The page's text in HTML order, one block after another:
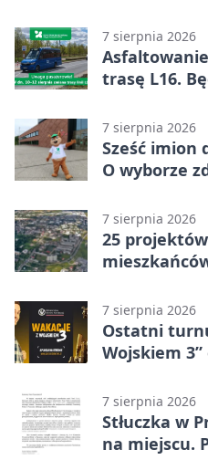
7 sierpnia 2026
trasę L16.
7 sierpnia 2026
Sześć imion
O wyborze
7 sierpnia 2026
25
7 sierpnia 2026
Ostatni
Wojskiem
7 sierpnia 2026
Stłuczka w
na miejscu.